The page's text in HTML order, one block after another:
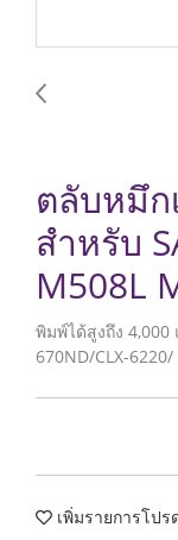
ตลับหมึก
สำหรับ
M508L
พิมพ์ได้สูงถึง 4,000
670ND/CLX-
เพิ่มรายการโปร